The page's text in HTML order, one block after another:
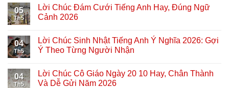
05
Th5
Lời Chúc Đám Cưới Tiếng Anh Hay, Đúng Ngữ
Cảnh 2026
04
Th5
Lời Chúc Sinh Nhật Tiếng Anh Ý Nghĩa 2026: Gợi
Ý Theo Từng Người Nhận
04
Th5
Lời Chúc Cô Giáo Ngày 20 10 Hay, Chân Thành
Và Dễ Gửi Năm 2026